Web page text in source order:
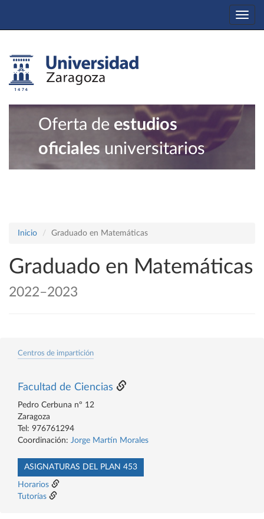
Oferta de estudios
oficiales universitarios
Inicio Graduado en Matemáticas
Graduado en Matemáticas
2022–2023
Centros de impartición
Facultad de Ciencias
Pedro Cerbuna nº 12
Zaragoza
Tel: 976761294
Coordinación: Jorge Martín Morales
ASIGNATURAS DEL PLAN 453
Horarios
Tutorías